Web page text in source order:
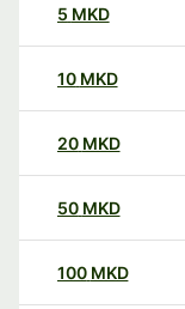
5 MKD
10 MKD
20 MKD
50 MKD
100 MKD